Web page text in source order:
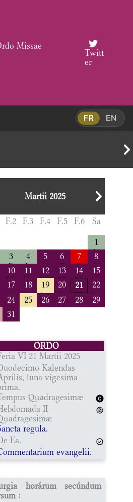
Missae
Twitt
er
FR EN
Martii 2025
F.2 F.3 F.4 F.5 F.6 Sa
1
3 4 5 6 7
8
10 11 12 13 14
15
17 18 19 20 21
22
24 25 26 27 28
29
31
ORDO
VI 21 Martii 2025
Kalendas
luna vigesima
Quadragesimæ
II
regula.
Ea.
evangelii.
horárum secúndum
: